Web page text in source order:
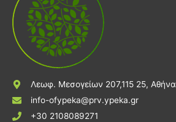
Λεωφ. Μεσογείων 207,115 25, Αθήνα
info-ofypeka@prv.ypeka.gr
+30 2108089271